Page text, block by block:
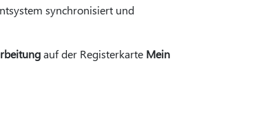
synchronisiert und
auf der Registerkarte Mein